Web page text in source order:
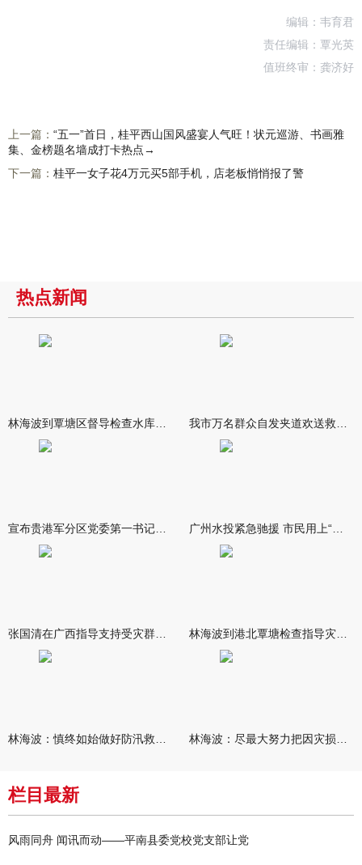
编辑：韦育君
责任编辑：覃光英
值班终审：龚济好
上一篇： “五一”首日，桂平西山国风盛宴人气旺！状元巡游、书画雅
集、金榜题名墙成打卡热点→
下一篇： 桂平一女子花4万元买5部手机，店老板悄悄报了警
热点新闻
栏目最新
风雨同舟 闻讯而动——平南县委党校党支部让党